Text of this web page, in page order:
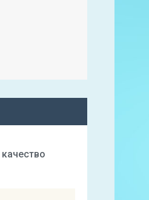
качество